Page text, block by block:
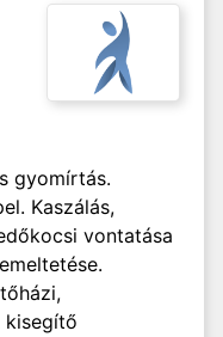
gyomírtás.
Kaszálás,
vontatása
kisegítő